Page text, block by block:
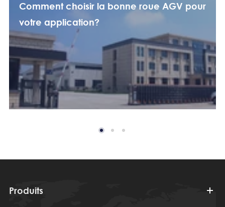
Comment choisir la bonne roue AGV pour
votre application?
Produits